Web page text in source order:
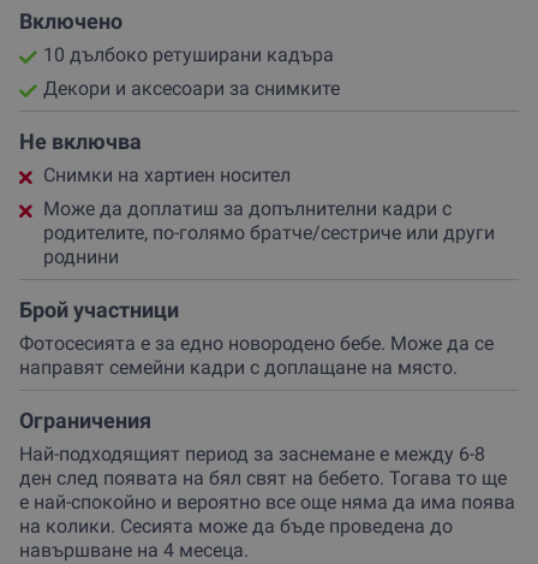
или адаптирано мляко за поне две хранения. Това
ще направи сесията по-бърза и комфортна както за
бебето, така и за теб!
нови родители
Резервирай своя час още по време на бременността,
за да е сигурно, че ще уловиш тези безценни мигове,
преди да са отлетели.
Включено
10 дълбоко ретуширани кадъра
Декори и аксесоари за снимките
Не включва
Снимки на хартиен носител
Може да доплатиш за допълнителни кадри с
родителите, по-голямо братче/сестриче или други
роднини
Брой участници
Фотосесията е за едно новородено бебе. Може да се
направят семейни кадри с доплащане на място.
Ограничения
Най-подходящият период за заснемане е между 6-8
ден след появата на бял свят на бебето. Тогава то ще
е най-спокойно и вероятно все още няма да има поява
на колики. Сесията може да бъде проведена до
навършване на 4 месеца.